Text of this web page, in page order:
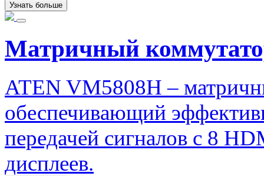
Узнать больше
Матричный
ATEN VM5808H –
обеспечивающий
передачей сигналов с 8
дисплеев.